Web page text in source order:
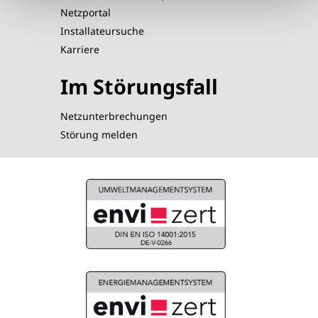
Netzportal
Installateursuche
Karriere
Im Störungsfall
Netzunterbrechungen
Störung melden